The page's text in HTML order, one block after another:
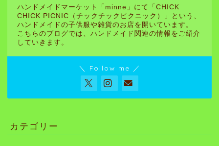
ハンドメイドマーケット「minne」にて「CHICK
CHICK PICNIC（チックチックピクニック）」という、
ハンドメイドの子供服や雑貨のお店を開いています。
こちらのブログでは、ハンドメイド関連の情報をご紹介
していきます。
＼ Follow me ／
カテゴリー